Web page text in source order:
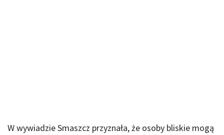
W wywiadzie Smaszcz przyznała, że osoby bliskie mogą